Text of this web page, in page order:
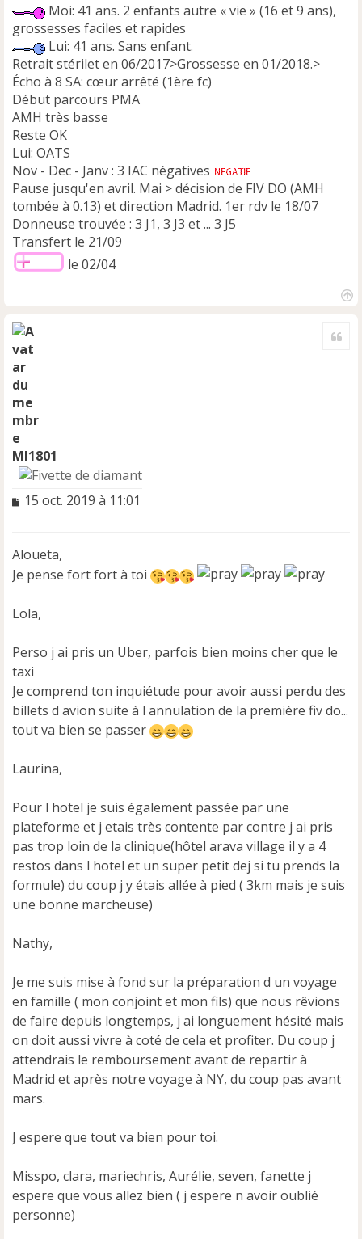
Moi: 41 ans. 2 enfants autre « vie » (16 et 9 ans),
grossesses faciles et rapides
Lui: 41 ans. Sans enfant.
Retrait stérilet en 06/2017>Grossesse en 01/2018.>
Écho à 8 SA: cœur arrêté (1ère fc)
Début parcours PMA
AMH très basse
Reste OK
Lui: OATS
Nov - Dec - Janv : 3 IAC négatives
Pause jusqu'en avril. Mai > décision de FIV DO (AMH
tombée à 0.13) et direction Madrid. 1er rdv le 18/07
Donneuse trouvée : 3 J1, 3 J3 et ... 3 J5
Transfert le 21/09
le 02/04
Ml1801
M
s
a
g
n
o
l
u
15 oct. 2019 à 11:01
Aloueta,
Je pense fort fort à toi
Lola,
Perso j ai pris un Uber, parfois bien moins cher que le
taxi
Je comprend ton inquiétude pour avoir aussi perdu des
billets d avion suite à l annulation de la première fiv do...
tout va bien se passer
Laurina,
Pour l hotel je suis également passée par une
plateforme et j etais très contente par contre j ai pris
pas trop loin de la clinique(hôtel arava village il y a 4
restos dans l hotel et un super petit dej si tu prends la
formule) du coup j y étais allée à pied ( 3km mais je suis
une bonne marcheuse)
Nathy,
Je me suis mise à fond sur la préparation d un voyage
en famille ( mon conjoint et mon fils) que nous rêvions
de faire depuis longtemps, j ai longuement hésité mais
on doit aussi vivre à coté de cela et profiter. Du coup j
attendrais le remboursement avant de repartir à
Madrid et après notre voyage à NY, du coup pas avant
mars.
J espere que tout va bien pour toi.
Misspo, clara, mariechris, Aurélie, seven, fanette j
espere que vous allez bien ( j espere n avoir oublié
personne)